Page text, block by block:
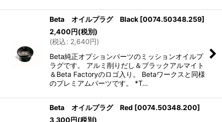
Beta オイルプラグ Black [0074.50348.259]
2,400円(税別)
(税込: 2,640円)
Beta純正オプションパーツのミッションオイルプ
ラグです。 アルミ削りだし＆ブラックアルマイト
＆Beta Factoryのロゴ入り。 Betaワークスと同様
のプレミアムパーツです。 *T…
Beta オイルプラグ Red [0074.50348.200]
3,300円(税別)